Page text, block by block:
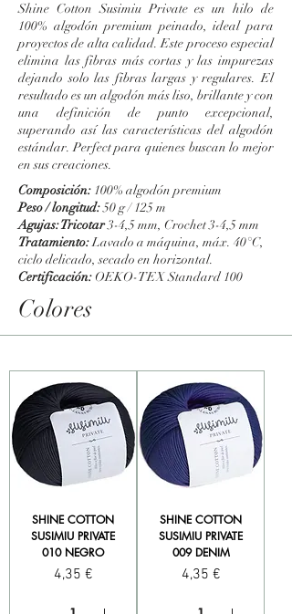
Shine Cotton Susimiu Private es un hilo de
100% algodón premium peinado, ideal para
proyectos de alta calidad. Este proceso especial
elimina las fibras más cortas y las impurezas
dejando solo las fibras largas y regulares. El
resultado es un algodón más liso, brillante y con
una definición de punto excepcional,
superando así las características del algodón
estándar. Perfect para quienes buscan lo mejor
en sus creaciones.
Composición: 100% algodón premium
Peso / longitud:50 g / 125 m
Agujas: Tricotar3-4,5 mm, Crochet 3-4,5 mm
Tratamiento:Lavado a máquina, máx. 40°C,
ciclo delicado, secado en horizontal.
Certificación:OEKO-TEX Standard 100
Colores
SHINE COTTON
SUSIMIU PRIVATE
010 NEGRO
Precio
4,35 €
SHINE COTTON
SUSIMIU PRIVATE
009 DENIM
Precio
4,35 €